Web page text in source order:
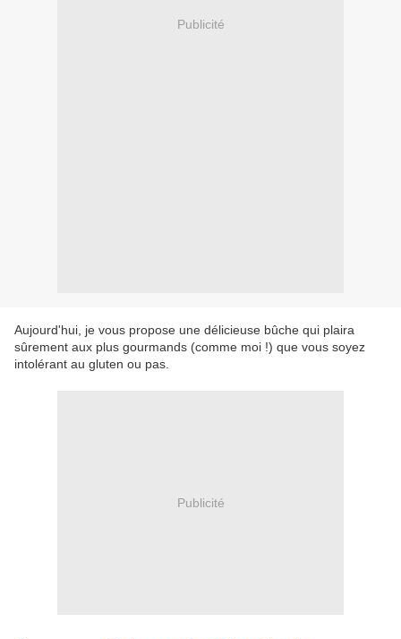
Publicité
Aujourd'hui, je vous propose une délicieuse bûche qui plaira
sûrement aux plus gourmands (comme moi !) que vous soyez
intolérant au gluten ou pas.
Publicité